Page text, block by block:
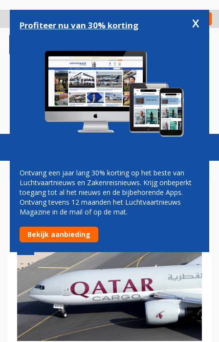
gaan
Check in
Magazine Podcasts Vacatures
QATAR AIRWAYS CARGO
BREIDT UIT IN ZUID-AMERIKA
Profiteer nu van 30% korting x
Ontvang een jaar lang 30% korting op het beste van
Luchtvaartnieuws en Zakenreisnieuws. Krijg onbeperkt
toegang tot al het nieuws en de bijbehorende Apps.
Ontvang tevens 12 maanden het Luchtvaartnieuws
Magazine in de mail of op de mat.
Bekijk aanbieding